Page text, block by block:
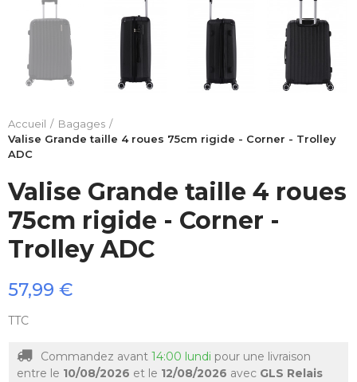
Accueil
Bagages
Valise Grande taille 4 roues 75cm rigide - Corner - Trolley
ADC
Valise Grande taille 4 roues
75cm rigide - Corner -
Trolley ADC
57,99 €
TTC
Commandez avant 14:00 lundi pour une livraison
entre le 10/08/2026 et le 12/08/2026 avec GLS Relais